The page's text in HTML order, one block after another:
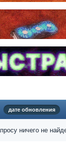
дате обновления
ничего не